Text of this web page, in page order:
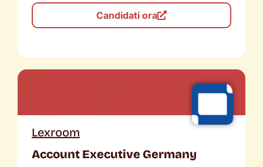
Candidati ora
Lexroom
Account Executive Germany